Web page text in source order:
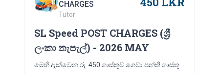
CHARGES
Tutor
SL Speed POST CHARGES (ශ්‍රී
ලංකා තැපැල්) - 2026 MAY
මෙහි දැක්වෙන රු. 450 ගාස්තුව ගෙවා පන්ති ගාස්තු